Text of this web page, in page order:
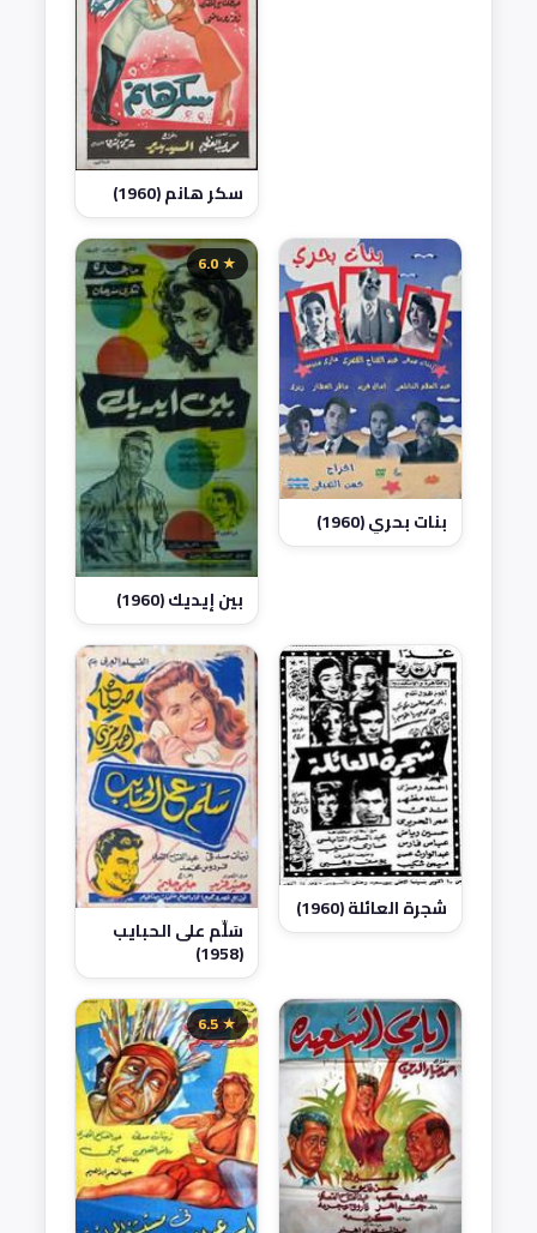
سكر هانم (1960)
بنات بحري (1960)
★ 6.0
بين إيديك (1960)
شجرة العائلة (1960)
سَلِّم على الحبايب
(1958)
★ 6.5